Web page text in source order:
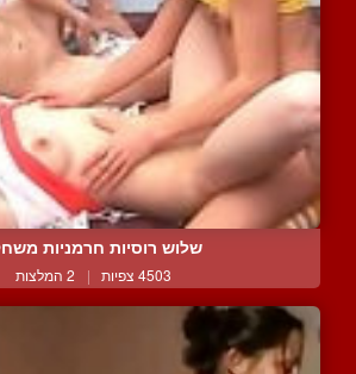
שלוש רוסיות חרמניות
4503 צפיות | 2 המלצות